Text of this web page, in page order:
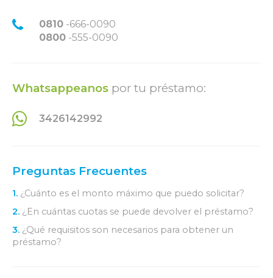
0810 -666-0090
0800 -555-0090
Whatsappeanos por tu préstamo:
3426142992
Preguntas Frecuentes
1. ¿Cuánto es el monto máximo que puedo solicitar?
2. ¿En cuántas cuotas se puede devolver el préstamo?
3. ¿Qué requisitos son necesarios para obtener un
préstamo?